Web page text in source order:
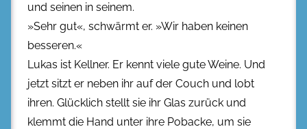
und seinen in seinem.
»Sehr gut«, schwärmt er. »Wir haben keinen
besseren.«
Lukas ist Kellner. Er kennt viele gute Weine. Und
jetzt sitzt er neben ihr auf der Couch und lobt
ihren. Glücklich stellt sie ihr Glas zurück und
klemmt die Hand unter ihre Pobacke, um sie